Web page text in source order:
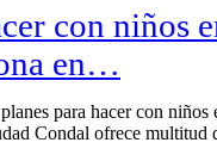
con niños
en…
para hacer con niños
Condal ofrece